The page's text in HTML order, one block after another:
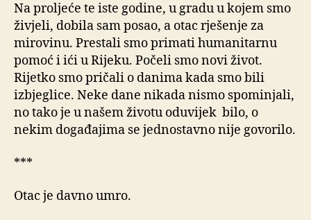
Na proljeće te iste godine, u gradu u kojem smo
živjeli, dobila sam posao, a otac rješenje za
mirovinu. Prestali smo primati humanitarnu
pomoć i ići u Rijeku. Počeli smo novi život.
Rijetko smo pričali o danima kada smo bili
izbjeglice. Neke dane nikada nismo spominjali,
no tako je u našem životu oduvijek bilo, o
nekim događajima se jednostavno nije govorilo.
***
Otac je davno umro.